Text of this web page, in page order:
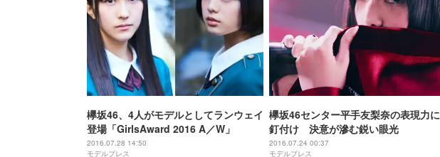
欅坂46、4人がモデルとしてランウェイ
登場「GirlsAward 2016 A／W」
2016.07.28 14:50
モデルプレス
欅坂46センター平手友梨奈の表現力に
釘付け 決意が滲む鋭い眼光
2016.07.24 00:37
モデルプレス